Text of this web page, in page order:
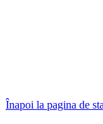
Înapoi la pagina de